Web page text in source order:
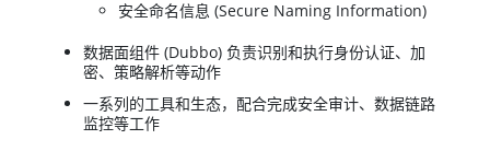
安全命名信息 (Secure Naming Information)
数据面组件 (Dubbo) 负责识别和执行身份认证、加
密、策略解析等动作
一系列的工具和生态，配合完成安全审计、数据链路
监控等工作